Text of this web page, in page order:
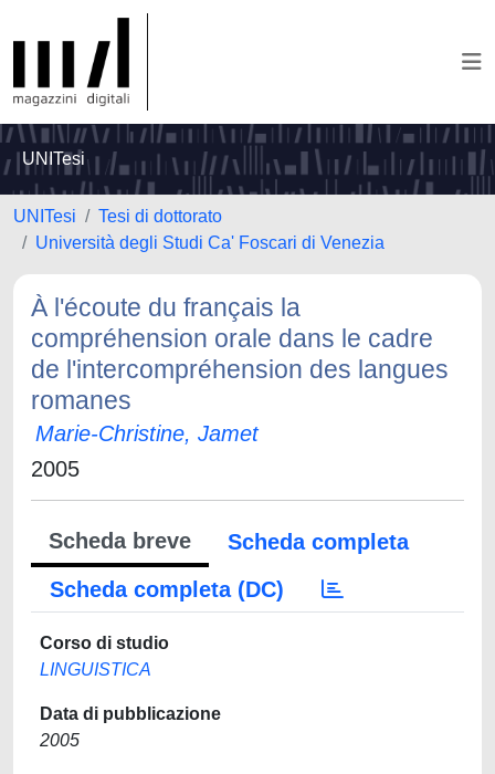
UNITesi
UNITesi
Tesi di dottorato
Università degli Studi Ca' Foscari di Venezia
À l'écoute du français la
compréhension orale dans le cadre
de l'intercompréhension des langues
romanes
Marie-Christine, Jamet
2005
Scheda breve
Scheda completa
Scheda completa (DC)
Corso di studio
LINGUISTICA
Data di pubblicazione
2005